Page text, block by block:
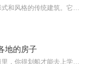
地的房子